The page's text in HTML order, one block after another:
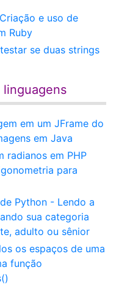
e uso de
Ruby
se duas strings
linguagens
em um JFrame do
em Java
radianos em PHP
para
Python - Lendo a
sua categoria
adulto ou sênior
os espaços de uma
função